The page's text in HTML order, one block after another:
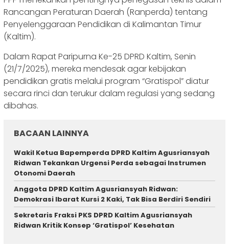
Rancangan Peraturan Daerah (Ranperda) tentang
Penyelenggaraan Pendidikan di Kalimantan Timur
(Kaltim).
Dalam Rapat Paripurna Ke-25 DPRD Kaltim, Senin
(21/7/2025), mereka mendesak agar kebijakan
pendidikan gratis melalui program “Gratispol” diatur
secara rinci dan terukur dalam regulasi yang sedang
dibahas.
BACAAN LAINNYA
Wakil Ketua Bapemperda DPRD Kaltim Agusriansyah
Ridwan Tekankan Urgensi Perda sebagai Instrumen
Otonomi Daerah
Anggota DPRD Kaltim Agusriansyah Ridwan:
Demokrasi Ibarat Kursi 2 Kaki, Tak Bisa Berdiri Sendiri
Sekretaris Fraksi PKS DPRD Kaltim Agusriansyah
Ridwan Kritik Konsep ‘Gratispol’ Kesehatan